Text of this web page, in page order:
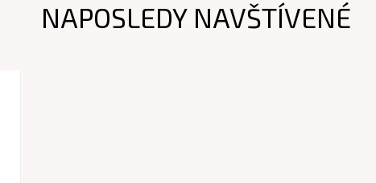
NAPOSLEDY NAVŠTÍVENÉ